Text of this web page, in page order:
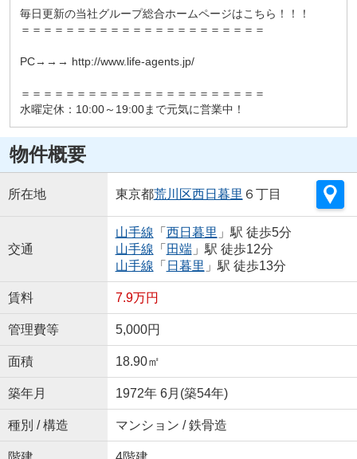
毎日更新の当社グループ総合ホームページはこちら！！！
＝＝＝＝＝＝＝＝＝＝＝＝＝＝＝＝＝＝＝＝＝＝
PC→→→ http://www.life-agents.jp/
＝＝＝＝＝＝＝＝＝＝＝＝＝＝＝＝＝＝＝＝＝＝
水曜定休：10:00～19:00まで元気に営業中！
物件概要
所在地 東京都荒川区西日暮里 ６丁目
交通
山手線 「 西日暮里 」駅 徒歩5分
山手線 「 田端」駅 徒歩12分
山手線 「 日暮里 」駅 徒歩13分
賃料 7.9万円
管理費等 5,000円
面積 18.90㎡
築年月 1972年 6月(築54年)
種別 / 構造 マンション / 鉄骨造